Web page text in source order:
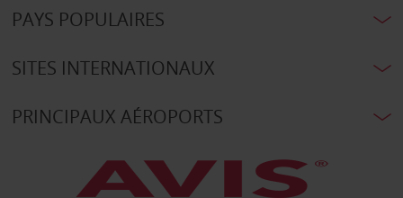
PAYS POPULAIRES
SITES INTERNATIONAUX
PRINCIPAUX AÉROPORTS